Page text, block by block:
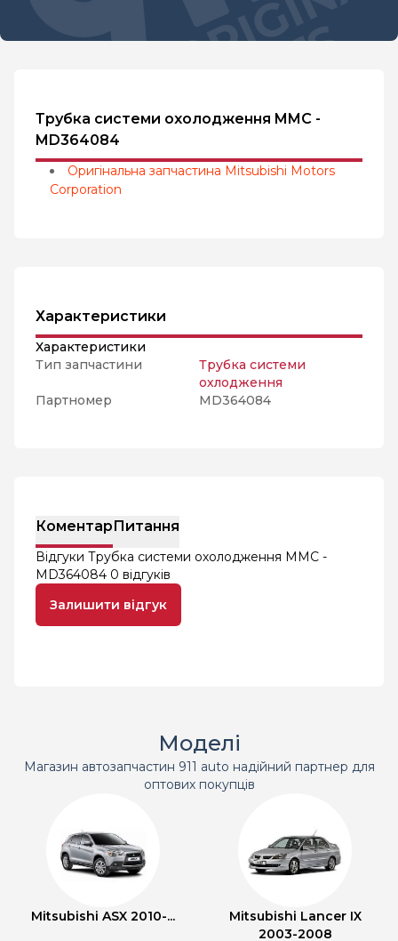
Трубка системи охолодження MMC -
MD364084
Оригінальна запчастина Mitsubishi Motors
Corporation
Характеристики
Характеристики
Тип запчастини
Трубка системи
охлодження
Партномер
MD364084
КоментарПитання
Відгуки Трубка системи охолодження MMC -
MD364084 0 відгуків
Залишити відгук
Моделі
Магазин автозапчастин 911 auto надійний партнер для
оптових покупців
Mitsubishi ASX 2010-...
Mitsubishi Lancer IX
2003-2008